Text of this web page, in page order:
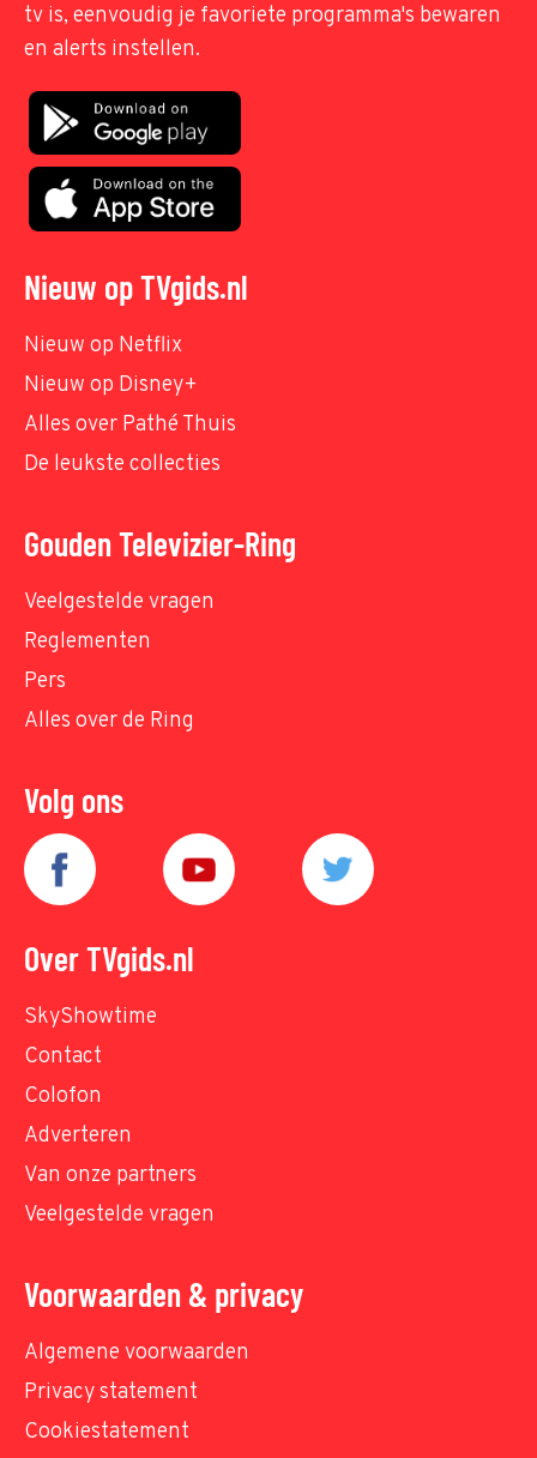
tv is, eenvoudig je favoriete programma's bewaren
en alerts instellen.
Nieuw op TVgids.nl
Nieuw op Netflix
Nieuw op Disney+
Alles over Pathé Thuis
De leukste collecties
Gouden Televizier-Ring
Veelgestelde vragen
Reglementen
Pers
Alles over de Ring
Volg ons
Over TVgids.nl
SkyShowtime
Contact
Colofon
Adverteren
Van onze partners
Veelgestelde vragen
Voorwaarden & privacy
Algemene voorwaarden
Privacy statement
Cookiestatement